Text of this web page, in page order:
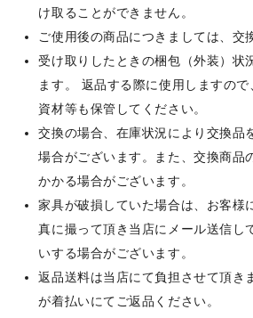
け取ることができません。
ご使用後の商品につきましては、交
受け取りしたときの梱包（外装）状
ます。 返品する際に使用しますの
資材等も保管してください。
交換の場合、在庫状況により交換品
場合がございます。また、交換商品
かかる場合がございます。
家具が破損していた場合は、お客様
真に撮って頂き当店にメール送信し
いする場合がございます。
返品送料は当店にて負担させて頂き
が着払いにてご返品ください。